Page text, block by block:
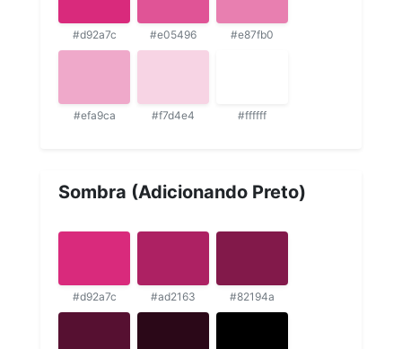
#d92a7c #e05496 #e87fb0
#efa9ca #f7d4e4 #ffffff
Sombra (Adicionando Preto)
#d92a7c #ad2163 #82194a